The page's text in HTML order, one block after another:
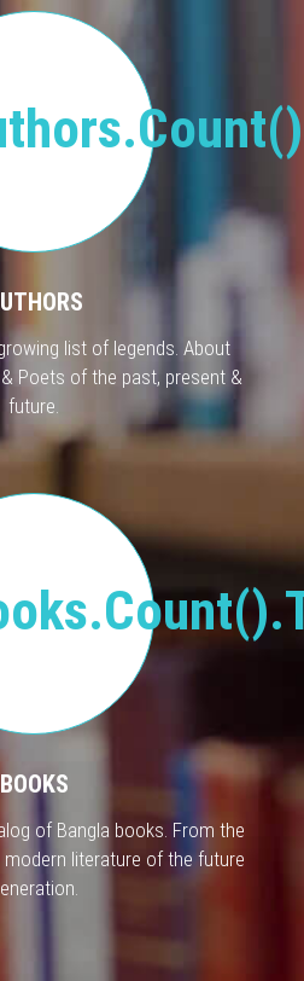
list of legends. About
Poets of the past, present &
future.
BOOKS
of Bangla books. From the
literature of the future